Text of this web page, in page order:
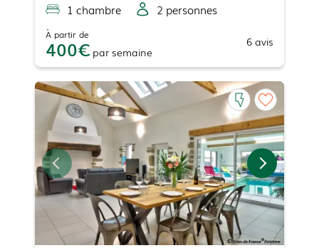
1 chambre 2 personnes
À partir de
400 par semaine
6 avis